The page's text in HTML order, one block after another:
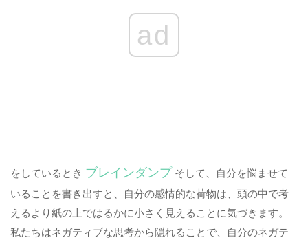
ad
をしているとき ブレインダンプそして、自分を悩ませて
いることを書き出すと、自分の感情的な荷物は、頭の中で考
えるより紙の上ではるかに小さく見えることに気づきます。
私たちはネガティブな思考から隠れることで、自分のネガテ